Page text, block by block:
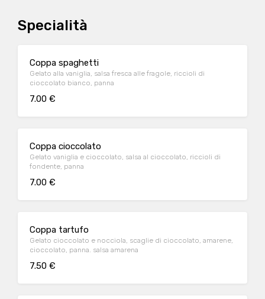
Specialità
Coppa spaghetti
Gelato alla vaniglia, salsa fresca alle fragole, riccioli di
cioccolato bianco, panna
7.00 €
Coppa cioccolato
Gelato vaniglia e cioccolato, salsa al cioccolato, riccioli di
fondente, panna
7.00 €
Coppa tartufo
Gelato cioccolato e nocciola, scaglie di cioccolato, amarene,
cioccolato, panna. salsa amarena
7.50 €